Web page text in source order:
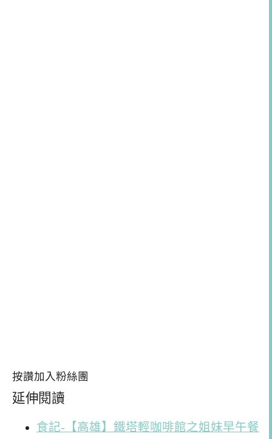
按讚加入粉絲團
延伸閱讀
食記-【高雄】鐵塔輕咖啡館之姐妹早午餐